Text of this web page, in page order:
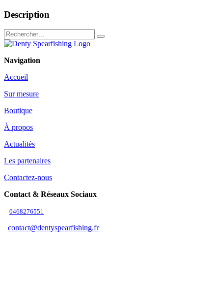
Description
Navigation
Accueil
Sur mesure
Boutique
À propos
Actualités
Les partenaires
Contactez-nous
Contact & Réseaux Sociaux
0468276551
contact@dentyspearfishing.fr